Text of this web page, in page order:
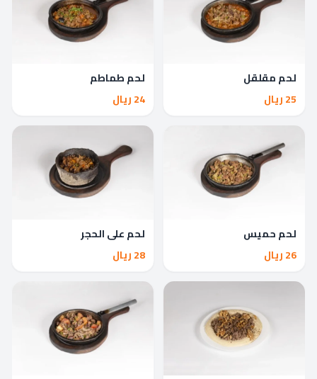
لحم مقلقل
25 ريال
لحم طماطم
24 ريال
لحم حميس
26 ريال
لحم على الحجر
28 ريال